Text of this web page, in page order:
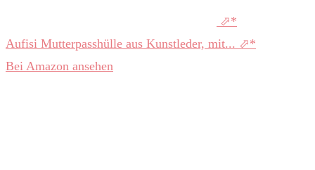
Aufisi Mutterpasshülle aus Kunstleder, mit...
Bei Amazon ansehen